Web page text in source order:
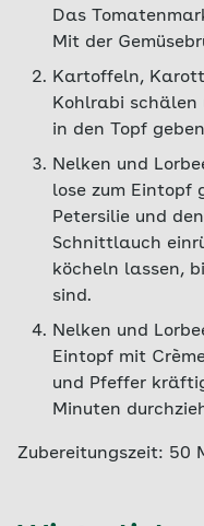
Das
Mit der
Kartoffeln,
Kohlrabi schälen
in den Topf
Nelken und
lose zum Eintopf
Petersilie und
Schnittlauch
köcheln lassen,
sind.
Nelken und
Eintopf mit
und Pfeffer
Minuten
Zubereitungszeit: 50